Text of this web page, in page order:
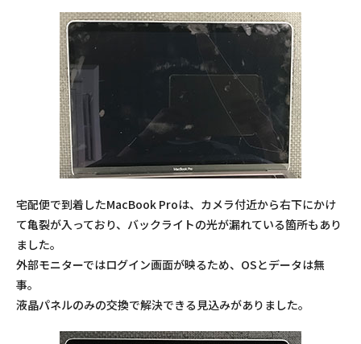
宅配便で到着したMacBook Proは、カメラ付近から右下にかけ
て亀裂が入っており、バックライトの光が漏れている箇所もあり
ました。
外部モニターではログイン画面が映るため、OSとデータは無
事。
液晶パネルのみの交換で解決できる見込みがありました。